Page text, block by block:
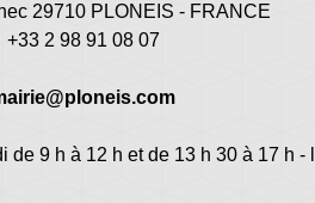
29710 PLONEIS - FRANCE
+33 2 98 91 08 07
9 h à 12 h et de 13 h 30 à 17 h -